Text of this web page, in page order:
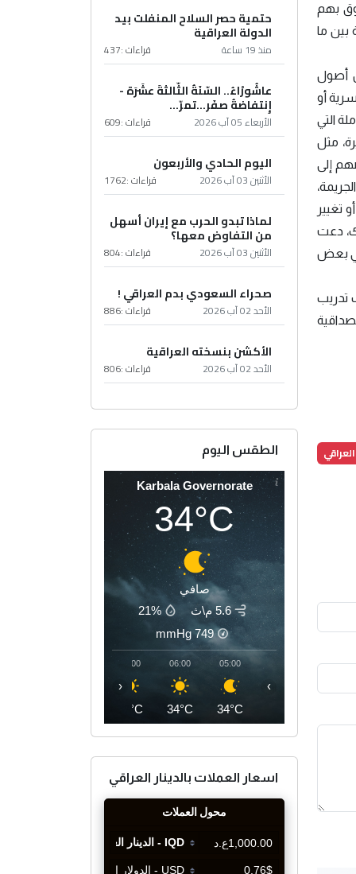
بهم
بين ما
أصول
سرية أو
التي
مثل
إلى
تغيير
دعت
في بعض
تدريب
حتمية حصر السلاح المنفلت بيد
الدولة العراقية
منذ 19 ساعة قراءات :437
عاشُورْاءُ.. السّنَةُ الثّالثةَ عشَرَة -
إِنتفاضةُ صفَر…تمرّ...
الأربعاء 05 آب 2026 قراءات :609
اليوم الحادي والأربعون
الأثنين 03 آب 2026 قراءات :1762
لماذا تبدو الحرب مع إيران أسهل
من التفاوض معها؟
الأثنين 03 آب 2026 قراءات :804
صحراء السعودي بدم العراقي !
الأحد 02 آب 2026 قراءات :886
الأكشن بنسخته العراقية
الأحد 02 آب 2026 قراءات :806
الطقس اليوم
Karbala Governorate
34°C
صافي
5.6 م\ث
21%
749
mmHg
05:00
34°C
06:00
34°C
07:00
35°C
‹ ›
اسعار العملات بالدينار العراقي